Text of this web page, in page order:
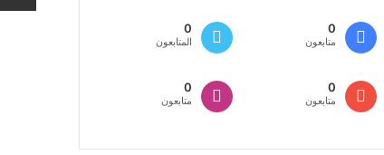
0
متابعون
0
المتابعون
0
متابعون
0
متابعون